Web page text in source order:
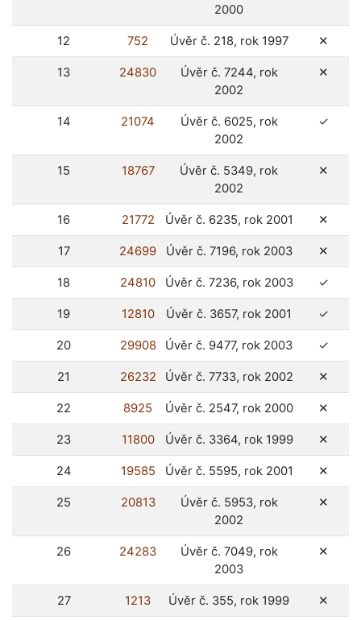
2000
12 752 Úvěr č. 218, rok 1997 ✕
13 24830
Úvěr č. 7244, rok
2002
✕
14 21074
Úvěr č. 6025, rok
2002
✓ano
15 18767
Úvěr č. 5349, rok
2002
✕
16 21772 Úvěr č. 6235, rok 2001 ✕
17 24699 Úvěr č. 7196, rok 2003 ✕
18 24810 Úvěr č. 7236, rok 2003 ✓ano
19 12810 Úvěr č. 3657, rok 2001 ✓ano
20 29908 Úvěr č. 9477, rok 2003 ✓ano
21 26232 Úvěr č. 7733, rok 2002 ✕
22 8925 Úvěr č. 2547, rok 2000 ✕
23 11800 Úvěr č. 3364, rok 1999 ✕
24 19585 Úvěr č. 5595, rok 2001 ✕
25 20813
Úvěr č. 5953, rok
2002
✕
26 24283
Úvěr č. 7049, rok
2003
✕
27 1213 Úvěr č. 355, rok 1999 ✕